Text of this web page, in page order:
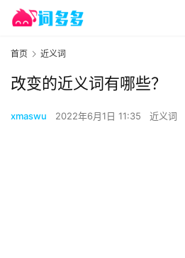
首页 近义词
改变的近义词有哪些？
xmaswu 2022年6月1日 11:35 近义词